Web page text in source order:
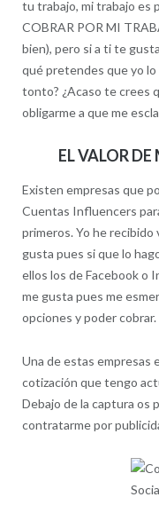
tu trabajo, mi trabajo es
COBRAR POR MI
bien), pero si a ti te
qué pretendes que yo lo
tonto? ¿Acaso te crees
obligarme a que me
EL VALOR
Existen empresas que
Cuentas Influencers
primeros. Yo he recibido
gusta pues si que lo
ellos los de Facebook o
me gusta pues me
opciones y poder cobrar.
Una de estas empresas
cotización que tengo
Debajo de la captura os
contratarme por